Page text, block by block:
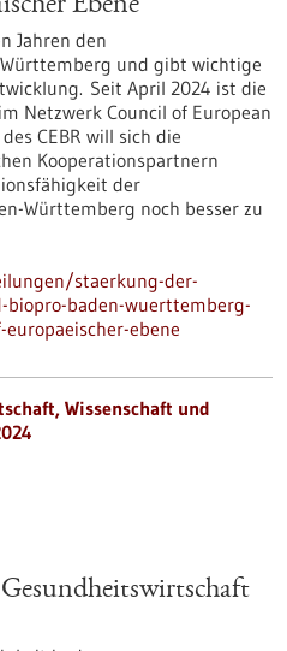
Ebene
Jahren den
und gibt wichtige
Seit April 2024 ist die
Netzwerk Council of European
CEBR will sich die
Kooperationspartnern
der
Württemberg noch besser zu
staerkung-der-
baden-wuerttemberg-
ebene
Wissenschaft und